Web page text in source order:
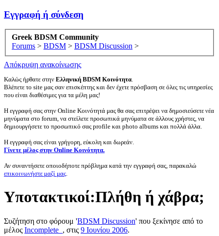
Εγγραφή ή σύνδεση
Greek BDSM Community
Forums > BDSM > BDSM Discussion >
Απόκρυψη ανακοίνωσης
Καλώς ήρθατε στην Ελληνική BDSM Κοινότητα.
Βλέπετε το site μας σαν επισκέπτης και δεν έχετε πρόσβαση σε όλες τις υπηρεσίες
που είναι διαθέσιμες για τα μέλη μας!
Η εγγραφή σας στην Online Κοινότητά μας θα σας επιτρέψει να δημοσιεύσετε νέα
μηνύματα στο forum, να στείλετε προσωπικά μηνύματα σε άλλους χρήστες, να
δημιουργήσετε το προσωπικό σας profile και photo albums και πολλά άλλα.
Η εγγραφή σας είναι γρήγορη, εύκολη και δωρεάν.
Γίνετε μέλος στην Online Κοινότητα.
Αν συναντήσετε οποιοδήποτε πρόβλημα κατά την εγγραφή σας, παρακαλώ
επικοινωνήστε μαζί μας.
Υποτακτικοί:Πλήθη ή χάβρα;
Συζήτηση στο φόρουμ 'BDSM Discussion' που ξεκίνησε από το
μέλος Incomplete_ , στις 9 Ιουνίου 2006.